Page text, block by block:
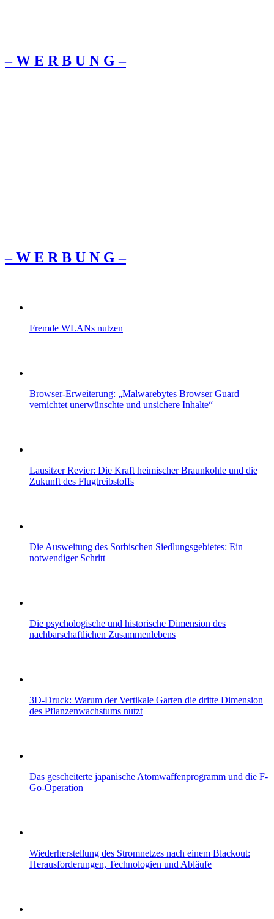
– W Ε R Β U Ν G –
– W Ε R Β U Ν G –
Fremde WLANs nutzen
Browser-Erweiterung: „Malwarebytes Browser Guard
vernichtet unerwünschte und unsichere Inhalte“
Lausitzer Revier: Die Kraft heimischer Braunkohle und die
Zukunft des Flugtreibstoffs
Die Ausweitung des Sorbischen Siedlungsgebietes: Ein
notwendiger Schritt
Die psychologische und historische Dimension des
nachbarschaftlichen Zusammenlebens
3D-Druck: Warum der Vertikale Garten die dritte Dimension
des Pflanzenwachstums nutzt
Das gescheiterte japanische Atomwaffenprogramm und die F-
Go-Operation
Wiederherstellung des Stromnetzes nach einem Blackout:
Herausforderungen, Technologien und Abläufe